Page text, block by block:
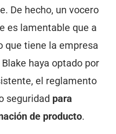
De hecho, un vocero
es lamentable que a
que tiene la empresa
haya optado por
el reglamento
seguridad para
de producto.